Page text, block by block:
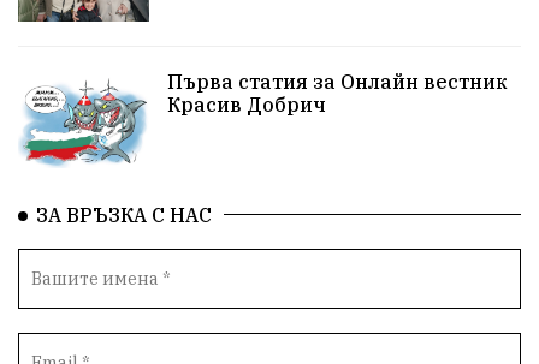
Първа статия за Онлайн вестник
Красив Добрич
ЗА ВРЪЗКА С НАС